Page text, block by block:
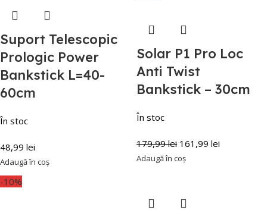
Suport Telescopic
Prologic Power
Bankstick L=40-
60cm
În stoc
48,99 lei
Adaugă în coș
Solar P1 Pro Loc
Anti Twist
Bankstick – 30cm
În stoc
179,99lei 161,99 lei
Adaugă în coș
-10%